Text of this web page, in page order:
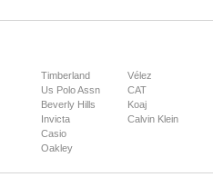
Timberland
Us Polo Assn
Beverly Hills
Invicta
Casio
Oakley
Vélez
CAT
Koaj
Calvin Klein